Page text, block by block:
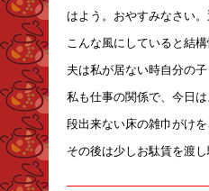
はよう。おやすみなさい
こんな風にしていると結
夫は私が居ない時自分の
私も仕事の関係で、今日
段出来ない床の雑巾がけ
その後は少しお駄賃を渡